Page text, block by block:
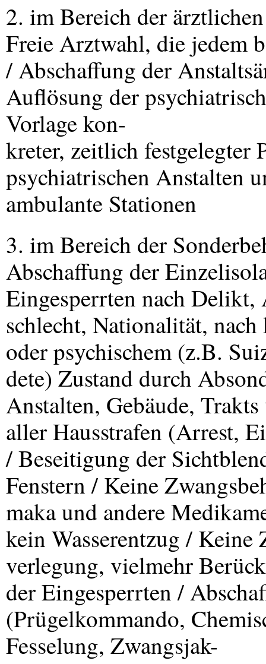
2. im Bereich der
Freie Arztwahl, die jedem
/ Abschaffung der
Auflösung der
Vorlage kon-
kreter, zeitlich festgelegter
psychiatrischen Anstalten
ambulante Stationen
3. im Bereich der
Abschaffung der
Eingesperrten nach Delikt,
schlecht, Nationalität,
oder psychischem (z.B.
dete) Zustand durch
Anstalten, Gebäude,
aller Hausstrafen (Arrest,
/ Beseitigung der
Fenstern / Keine
maka und andere
kein Wasserentzug / Keine
verlegung, vielmehr
der Eingesperrten /
(Prügelkommando,
Fesselung, Zwangsjak-